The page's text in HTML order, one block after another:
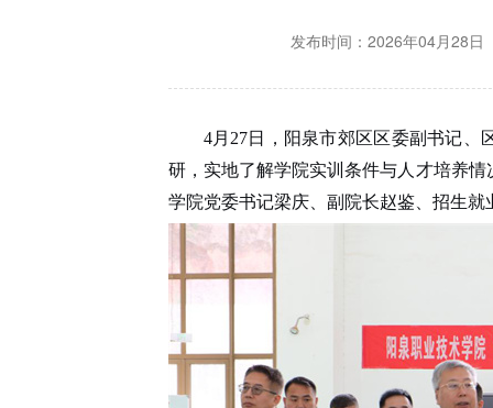
发布时间：2026年04月28
4月27日，阳泉市郊区区委副书记、
研，实地了解学院实训条件与人才培养
学院党委书记梁庆、副院长赵鉴、招生就